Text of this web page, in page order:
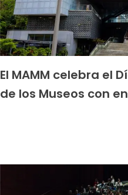
El MAMM celebra el
de los Museos con